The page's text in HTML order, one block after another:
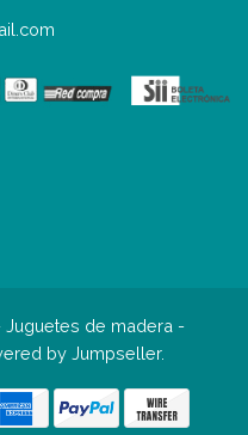
Juguetes de madera -
by Jumpseller.